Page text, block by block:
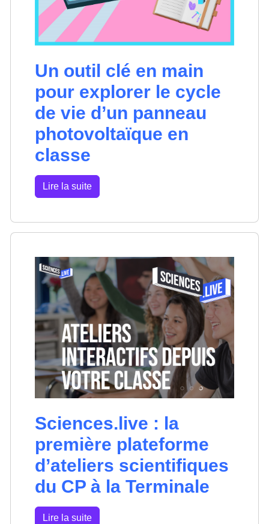
Un outil clé en main
pour explorer le cycle
de vie d’un panneau
photovoltaïque en
classe
Lire la suite
Sciences.live : la
première plateforme
d’ateliers scientifiques
du CP à la Terminale
Lire la suite